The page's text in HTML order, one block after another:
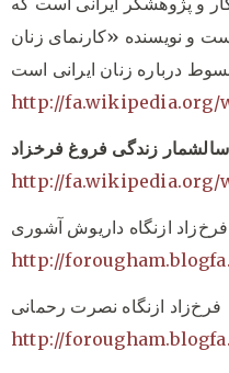
و نویسنده «کارنمای زنان
درباره زنان ایرانی است
http://fa.wikipedia.org/
سالشمار زندگی فروغ فرخزاد
http://fa.wikipedia.org/
ازنگاه داریوش آشوری
http://
ازنگاه نصرت رحمانی
http://